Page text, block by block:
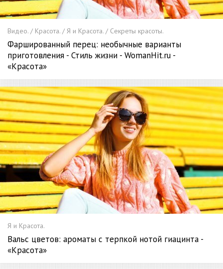
Видео. / Красота. / Я и Красота. / Секреты красоты.
Фаршированный перец: необычные варианты
приготовления - Стиль жизни - WomanHit.ru -
«Красота»
Я и Красота.
Вальс цветов: ароматы с терпкой нотой гиацинта -
«Красота»